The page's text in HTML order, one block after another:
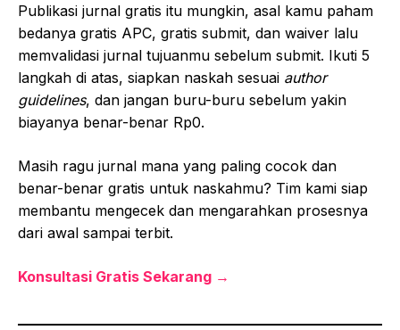
Publikasi jurnal gratis itu mungkin, asal kamu paham
bedanya gratis APC, gratis submit, dan waiver lalu
memvalidasi jurnal tujuanmu sebelum submit. Ikuti 5
langkah di atas, siapkan naskah sesuai author
guidelines, dan jangan buru-buru sebelum yakin
biayanya benar-benar Rp0.
Masih ragu jurnal mana yang paling cocok dan
benar-benar gratis untuk naskahmu? Tim kami siap
membantu mengecek dan mengarahkan prosesnya
dari awal sampai terbit.
Konsultasi Gratis Sekarang →